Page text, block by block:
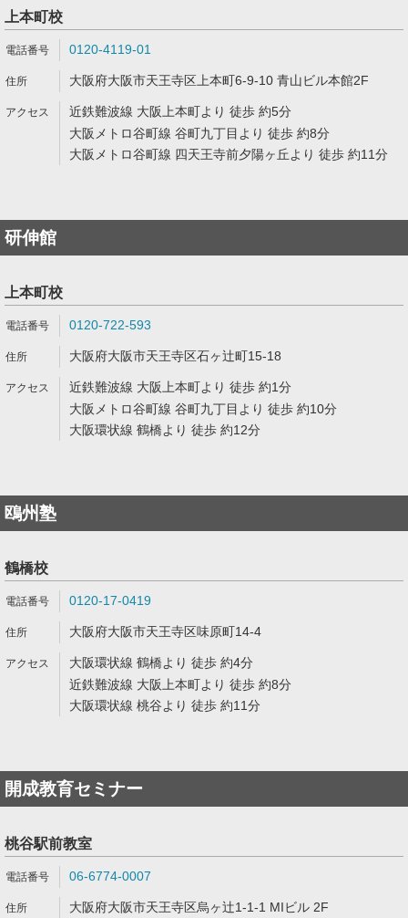
上本町校
0120-4119-01
大阪府大阪市天王寺区上本町6-9-10 青山ビル本館2F
近鉄難波線 大阪上本町より 徒歩 約5分
大阪メトロ谷町線 谷町九丁目より 徒歩 約8分
大阪メトロ谷町線 四天王寺前夕陽ヶ丘より 徒歩 約11分
研伸館
上本町校
0120-722-593
大阪府大阪市天王寺区石ヶ辻町15-18
近鉄難波線 大阪上本町より 徒歩 約1分
大阪メトロ谷町線 谷町九丁目より 徒歩 約10分
大阪環状線 鶴橋より 徒歩 約12分
鴎州塾
鶴橋校
0120-17-0419
大阪府大阪市天王寺区味原町14-4
大阪環状線 鶴橋より 徒歩 約4分
近鉄難波線 大阪上本町より 徒歩 約8分
大阪環状線 桃谷より 徒歩 約11分
開成教育セミナー
桃谷駅前教室
06-6774-0007
大阪府大阪市天王寺区烏ヶ辻1-1-1 MIビル 2F